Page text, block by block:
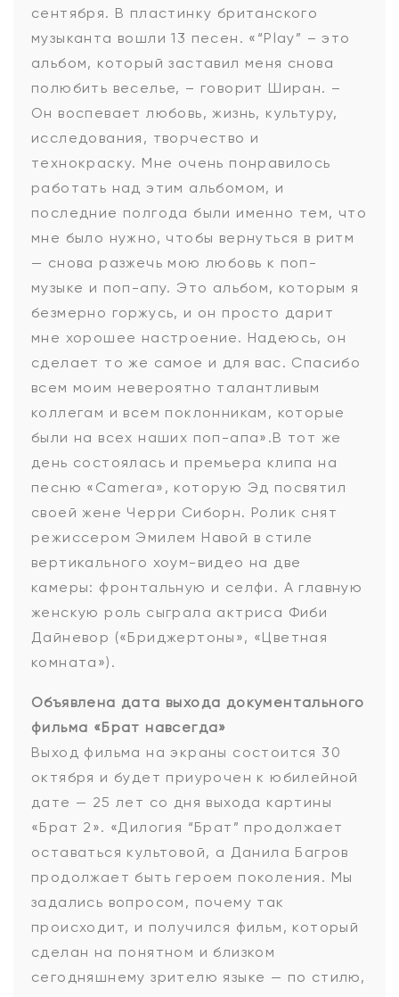
сентября. В пластинку британского
музыканта вошли 13 песен. «“Play” – это
альбом, который заставил меня снова
полюбить веселье, – говорит Ширан. –
Он воспевает любовь, жизнь, культуру,
исследования, творчество и
технокраску. Мне очень понравилось
работать над этим альбомом, и
последние полгода были именно тем, что
мне было нужно, чтобы вернуться в ритм
— снова разжечь мою любовь к поп-
музыке и поп-апу. Это альбом, которым я
безмерно горжусь, и он просто дарит
мне хорошее настроение. Надеюсь, он
сделает то же самое и для вас. Спасибо
всем моим невероятно талантливым
коллегам и всем поклонникам, которые
были на всех наших поп-апа».В тот же
день состоялась и премьера клипа на
песню «Camera», которую Эд посвятил
своей жене Черри Сиборн. Ролик снят
режиссером Эмилем Навой в стиле
вертикального хоум-видео на две
камеры: фронтальную и селфи. А главную
женскую роль сыграла актриса Фиби
Дайневор («Бриджертоны», «Цветная
комната»).
Объявлена дата выхода документального
фильма «Брат навсегда»
Выход фильма на экраны состоится 30
октября и будет приурочен к юбилейной
дате — 25 лет со дня выхода картины
«Брат 2». «Дилогия “Брат” продолжает
оставаться культовой, а Данила Багров
продолжает быть героем поколения. Мы
задались вопросом, почему так
происходит, и получился фильм, который
сделан на понятном и близком
сегодняшнему зрителю языке — по стилю,